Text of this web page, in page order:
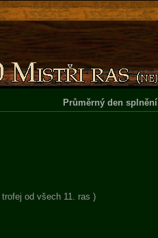
Průměrný den splnění
od všech 11. ras )